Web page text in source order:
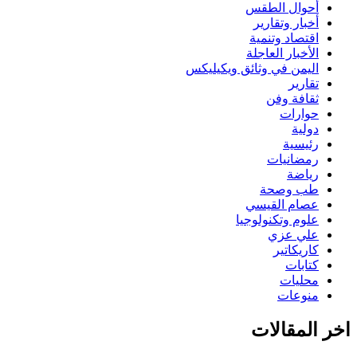
أحوال الطقس
أخبار وتقارير
اقتصاد وتنمية
الأخبار العاجلة
اليمن في وثائق ويكيليكس
تقارير
ثقافة وفن
حوارات
دولية
رئيسية
رمضانيات
رياضة
طب وصحة
عصام القيسي
علوم وتكنولوجيا
علي عزي
كاريكاتير
كتابات
محليات
منوعات
اخر المقالات